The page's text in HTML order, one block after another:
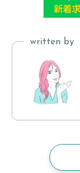
written by